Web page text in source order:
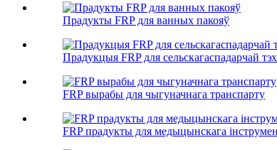
Прадукты FRP для ванных пакояў
Прадукцыя FRP для сельскагаспадарчай
FRP вырабы для чыгуначнага транспарту
FRP прадукты для медыцынскага